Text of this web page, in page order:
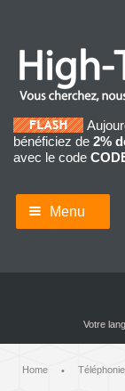
bénéficiez de 2%
avec le code
Menu
Votre
Home • Téléphonie